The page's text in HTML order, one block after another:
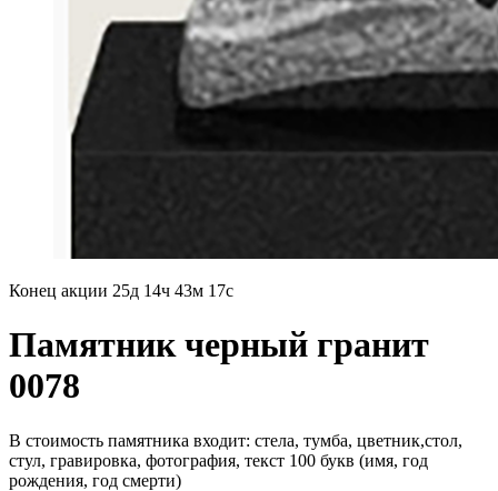
Конец акции 25д 14ч 43м 15с
Памятник черный гранит
0078
В стоимость памятника входит: стела, тумба, цветник,стол,
стул, гравировка, фотография, текст 100 букв (имя, год
рождения, год смерти)